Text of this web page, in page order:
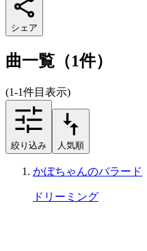
シェア
曲一覧（1件）
(1-1件目表示)
絞り込み 人気順
かぼちゃんのバラード
ドリーミング